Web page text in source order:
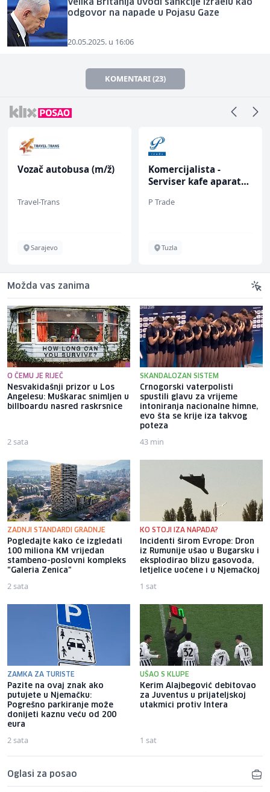
Velika Britanija uvodi sankcije Izraelu kao
odgovor na napade u Pojasu Gaze
20.05.2025. u 16:06
KOMENTARI (23)
Vozač autobusa (m/ž)
Travel-Trans
Sarajevo
Komercijalista -
Serviser kafe aparata
P Trade
Tuzla
Možda vas zanima
O ČEMU JE RIJEČ
Nesvakidašnji prizor u Los
Angelesu: Muškarac snimljen u
billboardu nasred raskrsnice
2 sata
SKANDALOZAN SISTEM
Crnogorski vaterpolisti
spustili glavu za vrijeme
intoniranja nacionalne himne,
evo šta se krije iza takvog
poteza
43 min
ZADNJI STANDARDI GRADNJE
Pogledajte kako će izgledati
100 miliona KM vrijedan
stambeno-poslovni kompleks
"Galeria Zenica"
2 sata
KO STOJI IZA NAPADA?
Incidenti širom Evrope: Dron
iz Rumunije ušao u Bugarsku i
eksplodirao blizu gasovoda,
letjelice uočene i u Njemačkoj
1 sat
ZAMKA ZA TURISTE
Pazite na ovaj znak ako
putujete u Njemačku:
Pogrešno parkiranje može
donijeti kaznu veću od 200
eura
2 sata
UŠAO S KLUPE
Kerim Alajbegović debitovao
za Juventus u prijateljskoj
utakmici protiv Intera
1 sat
Oglasi za posao